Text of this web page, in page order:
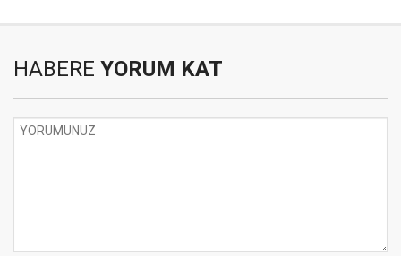
HABERE YORUM KAT